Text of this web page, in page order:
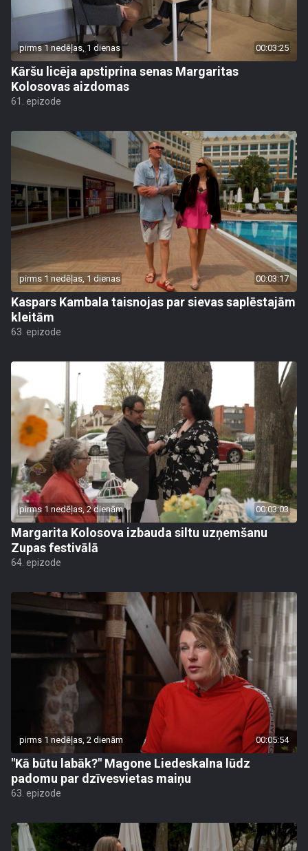
pirms 1 nedēļas, 1 dienas 00:03:25
Kāršu licēja apstiprina senas Margaritas
Kolosovas aizdomas
61. epizode
pirms 1 nedēļas, 1 dienas 00:03:17
Kaspars Kambala taisnojas par sievas saplēstajām
kleitām
63. epizode
pirms 1 nedēļas, 2 dienām 00:03:03
Margarita Kolosova izbauda siltu uzņemšanu
Zupas festivālā
64. epizode
pirms 1 nedēļas, 2 dienām 00:05:54
"Kā būtu labāk?" Magone Liedeskalna lūdz
padomu par dzīvesvietas maiņu
63. epizode